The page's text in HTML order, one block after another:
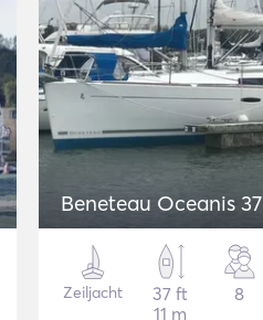
Beneteau Oceanis 37
Zeiljacht
37 ft
11 m
8